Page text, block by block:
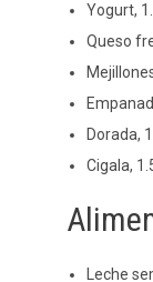
Yogurt,
Queso
Dorada,
Cigala,
Leche